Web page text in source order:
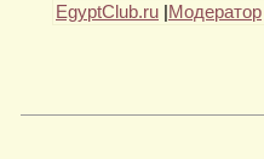
EgyptClub.ru Модератор